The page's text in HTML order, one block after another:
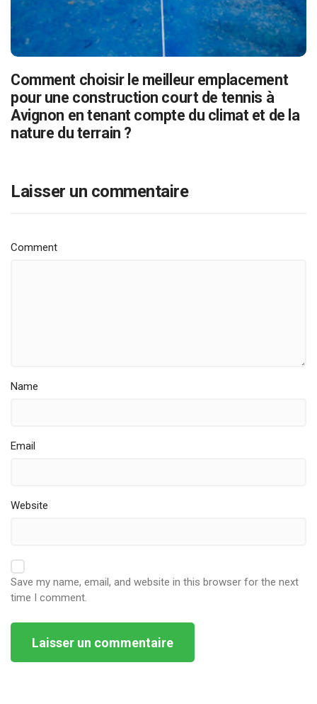
Comment choisir le meilleur emplacement
pour une construction court de tennis à
Avignon en tenant compte du climat et de la
nature du terrain ?
Laisser un commentaire
Comment
Name
Email
Website
Save my name, email, and website in this browser for the next
time I comment.